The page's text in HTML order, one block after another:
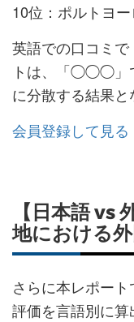
10位：ポルトヨ
英語での口コミ
トは、「◯◯◯」
に分散する結果と
会員登録して見る
【日本語 vs
地における
さらに本レポー
評価を言語別に